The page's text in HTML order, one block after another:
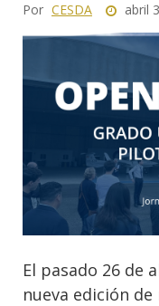
Por CESDA abril
El pasado 26 de
nueva edición de